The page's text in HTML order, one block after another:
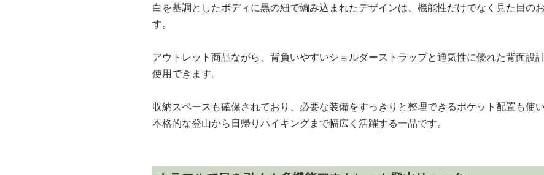
白を基調としたボディに黒の紐で編み込まれたデザインは、機能性だけでなく見た目の
す。
アウトレット商品ながら、背負いやすいショルダーストラップと通気性に優れた背面設
使用できます。
収納スペースも確保されており、必要な装備をすっきりと整理できるポケット配置も使
本格的な登山から日帰りハイキングまで幅広く活躍する一品です。